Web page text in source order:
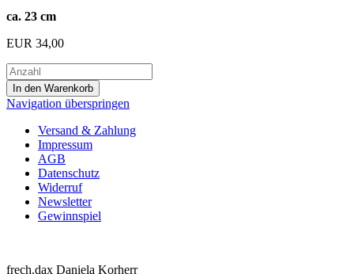
ca. 23 cm
EUR 34,00
Navigation überspringen
Versand & Zahlung
Impressum
AGB
Datenschutz
Widerruf
Newsletter
Gewinnspiel
frech.dax Daniela Korherr